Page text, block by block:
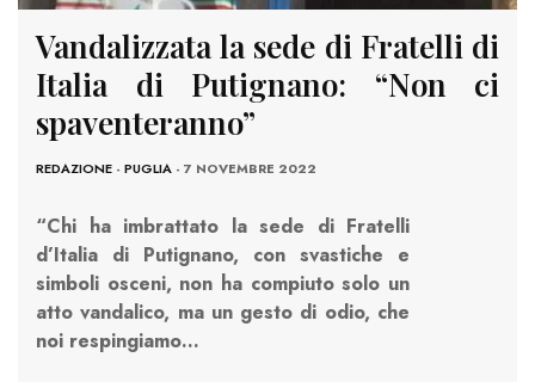
Vandalizzata la sede di Fratelli di
Italia di Putignano: “Non ci
spaventeranno”
REDAZIONE - PUGLIA - 7 NOVEMBRE 2022
“Chi ha imbrattato la sede di Fratelli
d’Italia di Putignano, con svastiche e
simboli osceni, non ha compiuto solo un
atto vandalico, ma un gesto di odio, che
noi respingiamo…